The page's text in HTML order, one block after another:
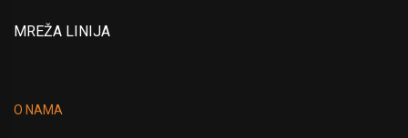
MREŽA LINIJA
O NAMA